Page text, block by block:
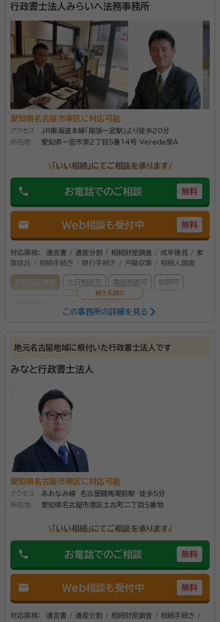
行政書士法人みらいへ法務事務所
愛知県名古屋市東区に対応可能
アクセス
JR東海道本線「尾張一宮駅」より徒歩20分
所在地
愛知県一宮市泉2丁目5番14号 Verede泉A
\「いい相続」にてご相談を承ります/
phone お電話でのご相談 無料
mail Web相談も受付中 無料
対応業務：
遺言書 / 遺産分割 / 相続財産調査 / 成年後見 / 家
族信託 / 相続手続き / 銀行手続き / 戸籍収集 / 相続人調査
初回面談無料 土日相談可 電話相談可 訪問可
は注力し、個人から経営者、事業主様まで事業継承に至
や外国人在留資格申請などの業務に精通し、事業主様
という点ではなく線でのお手伝いが可能です。事務スタ
ッフ7名が在籍し法人化を視野にしております。
愛知県行政書士会
この事務所の詳細を見る
地元名古屋地域に根付いた行政書士法人です
みなと行政書士法人
愛知県名古屋市東区に対応可能
アクセス
あおなみ線 名古屋競馬場前駅 徒歩5分
所在地
愛知県名古屋市港区土古町二丁目５番地
\「いい相続」にてご相談を承ります/
phone お電話でのご相談 無料
mail Web相談も受付中 無料
対応業務：
遺言書 / 遺産分割 / 相続財産調査 / 相続手続き /